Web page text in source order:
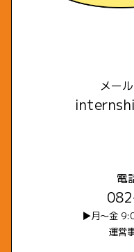
メー
電
▶月～金
運営